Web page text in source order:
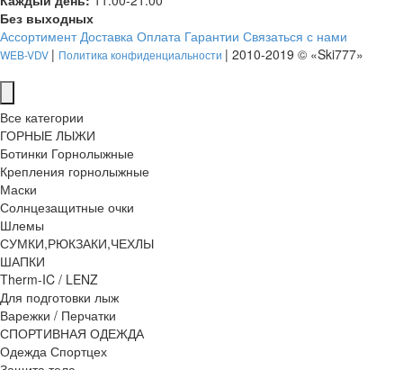
Без выходных
Ассортимент Доставка Оплата Гарантии Связаться с нами
WEB-VDV | Политика конфиденциальности | 2010-2019 © «Ski777»
Все категории
ГОРНЫЕ ЛЫЖИ
Ботинки Горнолыжные
Крепления горнолыжные
Маски
Солнцезащитные очки
Шлемы
СУМКИ,РЮКЗАКИ,ЧЕХЛЫ
ШАПКИ
Therm-IC / LENZ
Для подготовки лыж
Варежки / Перчатки
СПОРТИВНАЯ ОДЕЖДА
Одежда Спортцех